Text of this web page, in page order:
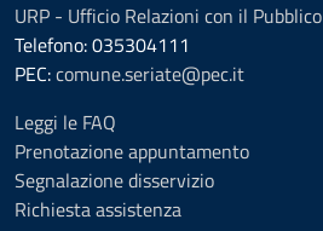
URP - Ufficio Relazioni con il Pubblico
Telefono: 035304111
PEC:comune.seriate@pec.it
Leggi le FAQ
Prenotazione appuntamento
Segnalazione disservizio
Richiesta assistenza